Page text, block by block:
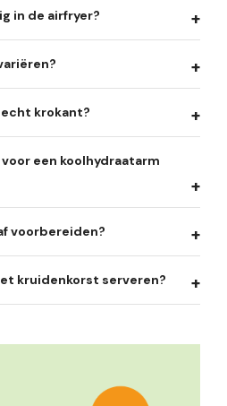
in de airfryer?
krokant?
een koolhydraatarm
voorbereiden?
kruidenkorst serveren?